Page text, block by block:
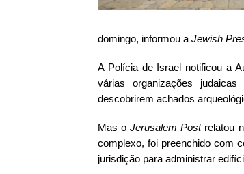
domingo, informou a Jewish
A Polícia de Israel notificou a
váriasorganizações
descobrirem achados
Mas oJerusalem Postrelatou
complexo, foi preenchido com
jurisdição para administrar